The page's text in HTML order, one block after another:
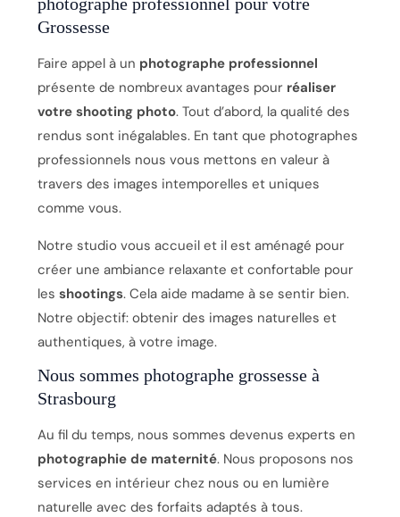
Grossesse
Faire appel à un photographe professionnel
présente de nombreux avantages pour réaliser
votre shooting photo. Tout d’abord, la qualité des
rendus sont inégalables. En tant que photographes
professionnels nous vous mettons en valeur à
travers des images intemporelles et uniques
comme vous.
Notre studio vous accueil et il est aménagé pour
créer une ambiance relaxante et confortable pour
les shootings. Cela aide madame à se sentir bien.
Notre objectif: obtenir des images naturelles et
authentiques, à votre image.
Nous sommes photographe grossesse à
Strasbourg
Au fil du temps, nous sommes devenus experts en
photographie de maternité. Nous proposons nos
services en intérieur chez nous ou en lumière
naturelle avec des forfaits adaptés à tous.